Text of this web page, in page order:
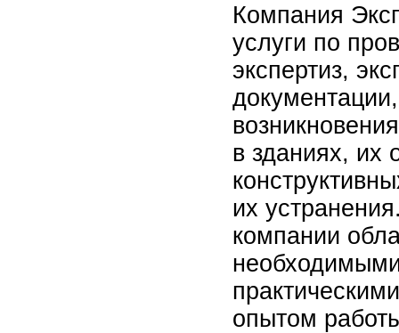
Компания
услуги по
экспертиз,
в зданиях, их
их
компании
опытом